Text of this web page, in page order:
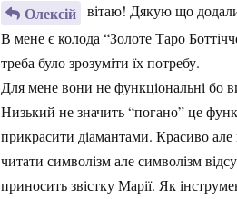
Олексій вітаю! Дякую що
В мене є колода “Золоте Таро
треба було зрозуміти їх потребу.
Для мене вони не функціональні бо
Низький не значить “погано” це
прикрасити діамантами. Красиво
читати символізм але символізм
приносить звістку Марії. Як